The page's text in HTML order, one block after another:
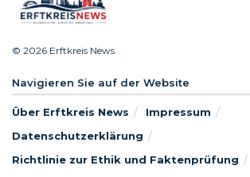
© 2026 Erftkreis News
Navigieren Sie auf der Website
Über Erftkreis News
Impressum
Datenschutzerklärung
Richtlinie zur Ethik und Faktenprüfung